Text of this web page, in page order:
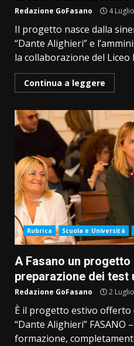
Redazione GoFasano 4
Il progetto nasce dalla
“Dante Alighieri” e
la collaborazione del Liceo
Continua a leggere
Rubrica Scuola e Università
A Fasano un
preparazione dei test
Redazione GoFasano 2
È il progetto estivo
“Dante Alighieri” FASANO
formazione,